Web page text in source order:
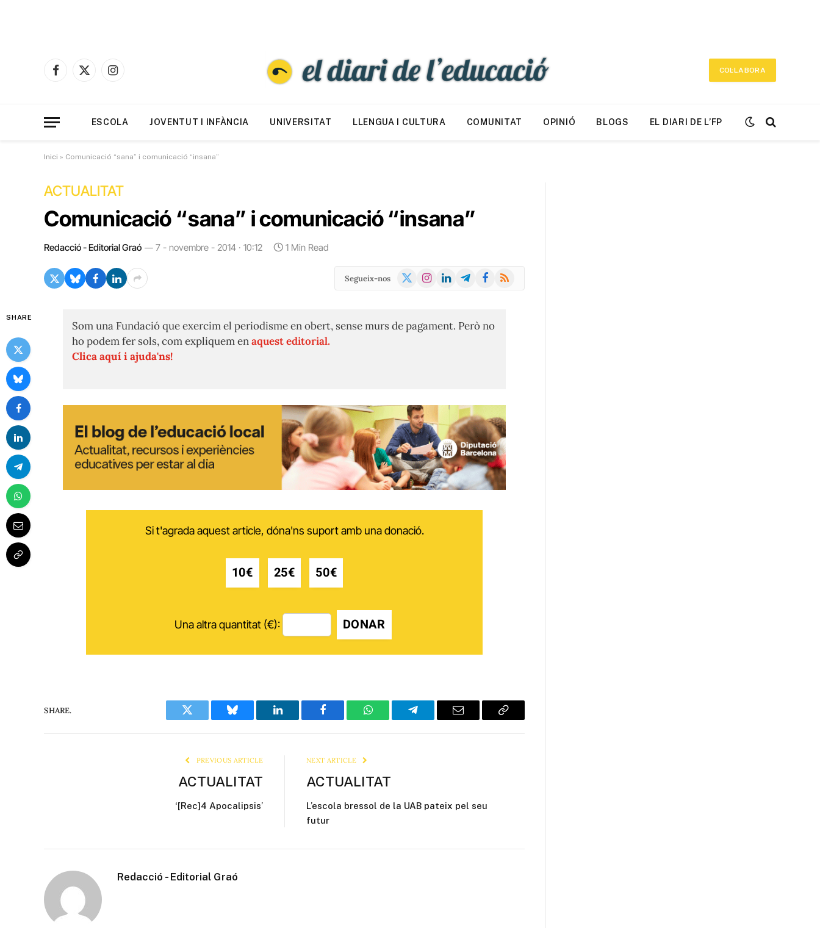
Facebook
X
Instagram
COL·LABORA
ESCOLA JOVENTUT I INFÀNCIA UNIVERSITAT LLENGUA I CULTURA COMUNITAT OPINIÓ BLOGS EL DIARI DE L’FP
Inici » Comunicació “sana” i comunicació “insana”
ACTUALITAT
Comunicació “sana” i comunicació “insana”
Redacció - Editorial Graó 7 - novembre - 2014 · 10:12 1 Min Read
Segueix-nos
X
Instagram
LinkedInTelegramFacebook
RSS
SHARE
Som una Fundació que exercim el periodisme en obert, sense murs de pagament. Però no
ho podem fer sols, com expliquem enaquest editorial.
Clica aquí i ajuda'ns!
Si t'agrada aquest article, dóna'ns suport amb una donació.
10€ 25€ 50€
Una altra quantitat (€): DONAR
SHARE.
Twitter Bluesky LinkedIn Facebook WhatsAppTelegram Email
Copy
PREVIOUS ARTICLE
ACTUALITAT
‘[Rec]4 Apocalipsis’
NEXT ARTICLE
ACTUALITAT
L’escola bressol de la UAB pateix pel seu
futur
Redacció - Editorial Graó